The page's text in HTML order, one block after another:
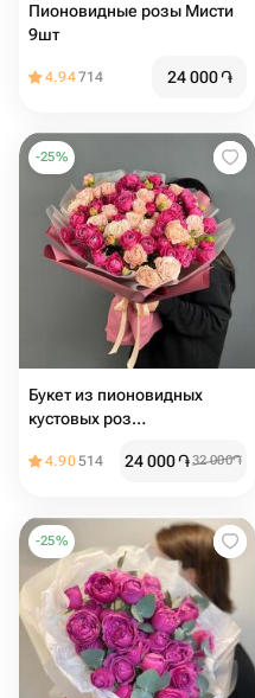
Пионовидные розы Мисти
9шт
4.94714 24 000֏
-25%
Букет из пионовидных
кустовых роз
4.90514 24 000֏32 000֏
-25%